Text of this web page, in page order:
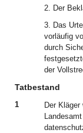
2. Der
3. Das
vorläufig
durch
der
Tatbestand
1
Der